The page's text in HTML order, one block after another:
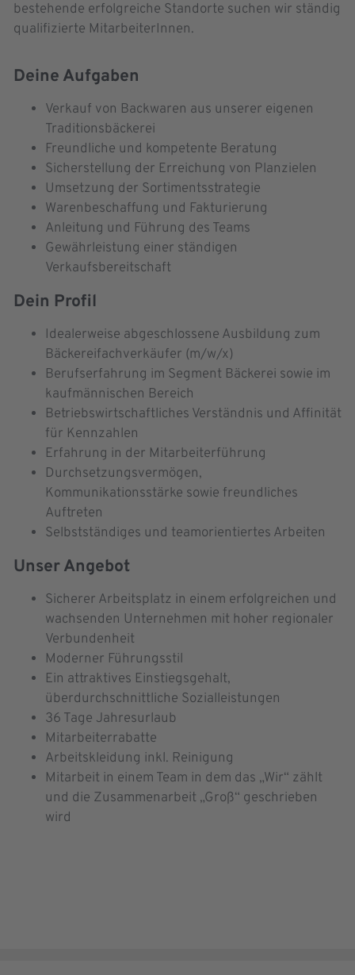
bestehende erfolgreiche Standorte suchen wir ständig
qualifizierte MitarbeiterInnen.
Deine Aufgaben
Verkauf von Backwaren aus unserer eigenen
Traditionsbäckerei
Freundliche und kompetente Beratung
Sicherstellung der Erreichung von Planzielen
Umsetzung der Sortimentsstrategie
Warenbeschaffung und Fakturierung
Anleitung und Führung des Teams
Gewährleistung einer ständigen
Verkaufsbereitschaft
Dein Profil
Idealerweise abgeschlossene Ausbildung zum
Bäckereifachverkäufer (m/w/x)
Berufserfahrung im Segment Bäckerei sowie im
kaufmännischen Bereich
Betriebswirtschaftliches Verständnis und Affinität
für Kennzahlen
Erfahrung in der Mitarbeiterführung
Durchsetzungsvermögen,
Kommunikationsstärke sowie freundliches
Auftreten
Selbstständiges und teamorientiertes Arbeiten
Unser Angebot
Sicherer Arbeitsplatz in einem erfolgreichen und
wachsenden Unternehmen mit hoher regionaler
Verbundenheit
Moderner Führungsstil
Ein attraktives Einstiegsgehalt,
überdurchschnittliche Sozialleistungen
36 Tage Jahresurlaub
Mitarbeiterrabatte
Arbeitskleidung inkl. Reinigung
Mitarbeit in einem Team in dem das „Wir“ zählt
und die Zusammenarbeit „Groß“ geschrieben
wird